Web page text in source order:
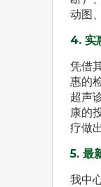
动图
4. 实
凭借
惠的
超声
康的
疗做
5. 最
我中